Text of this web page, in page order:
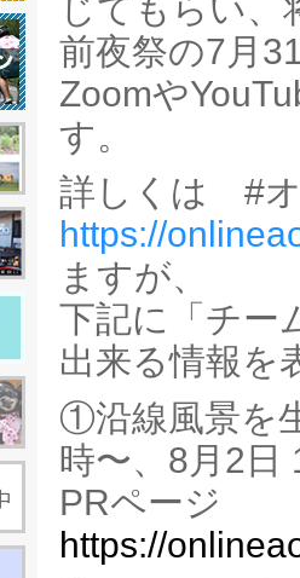
じてもらい、
前夜祭の7月
Zoomや
す。
詳しくは #
https://
ますが、
下記に「チー
出来る情報を
①沿線風景を
時〜、8月2日
PRページ
https://